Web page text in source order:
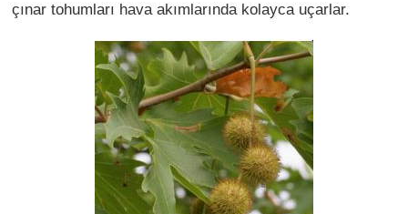
çınar tohumları hava akımlarında kolayca uçarlar.